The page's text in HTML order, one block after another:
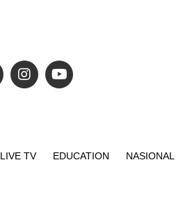
LIVE TV EDUCATION NASIONAL